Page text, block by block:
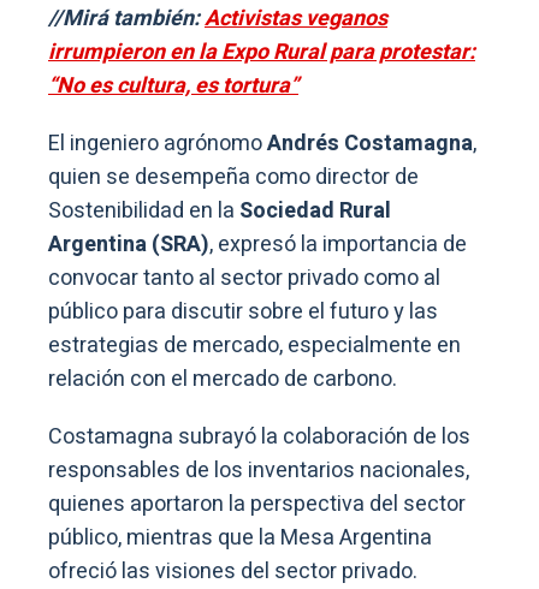
//Mirá también:Activistas veganos
irrumpieron en la Expo Rural para protestar:
“No es cultura, es tortura”
El ingeniero agrónomoAndrés Costamagna,
quien se desempeña como director de
Sostenibilidad en la Sociedad Rural
Argentina (SRA), expresó la importancia de
convocar tanto al sector privado como al
público para discutir sobre el futuro y las
estrategias de mercado, especialmente en
relación con el mercado de carbono.
Costamagna subrayó la colaboración de los
responsables de los inventarios nacionales,
quienes aportaron la perspectiva del sector
público, mientras que la Mesa Argentina
ofreció las visiones del sector privado.